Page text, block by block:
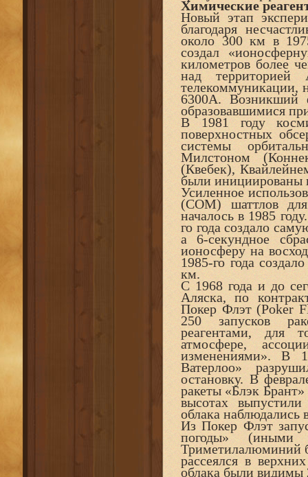
Химические
Новый этап
благодаря
около 300 км в
создал
километров более
над территорией
телекоммуникации,
6300А. Возникший
образовавшимися
В 1981 году
поверхностных
системы
Милстоном
(Квебек),
были
Усиленное
(СОМ) шаттлов для
началось в 1985
го года создало
а 6-секундное
ионосферу на
1985-го года
км.
С 1968 года и до
Аляска, по
Покер Флэт (Poker
250 запусков
реагентами, для
атмосфере,
изменениями». В
Ватерлоо»
остановку. В
ракеты «Блэк
высотах
облака
Из Покер Флэт
погоды» (иными
Триметилалюминий
рассеялся в
облака были видимы